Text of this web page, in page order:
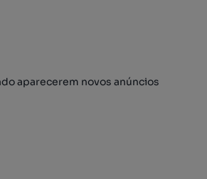
aparecerem novos anúncios